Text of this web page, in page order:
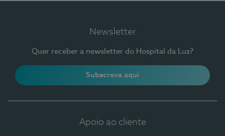
Newsletter
Quer receber a newsletter do Hospital da Luz?
Subscreva aqui
Apoio ao cliente